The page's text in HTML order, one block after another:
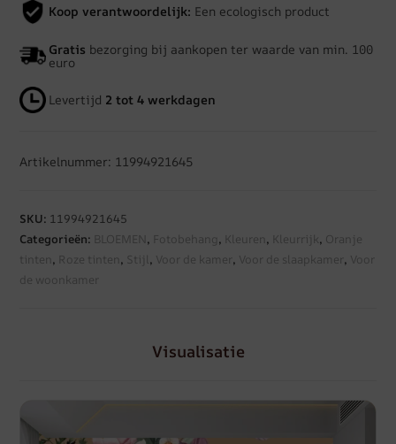
Koop verantwoordelijk: Een ecologisch product
Gratis bezorging bij aankopen ter waarde van min. 100
euro
Levertijd 2 tot 4 werkdagen
Artikelnummer: 11994921645
SKU: 11994921645
Categorieën: BLOEMEN , Fotobehang, Kleuren , Kleurrijk, Oranje
tinten , Roze tinten , Stijl, Voor de kamer, Voor de slaapkamer, Voor
de woonkamer
Visualisatie